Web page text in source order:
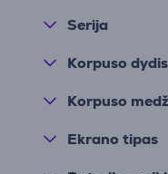
Serija
Korpuso dydis
Korpuso
Ekrano tipas